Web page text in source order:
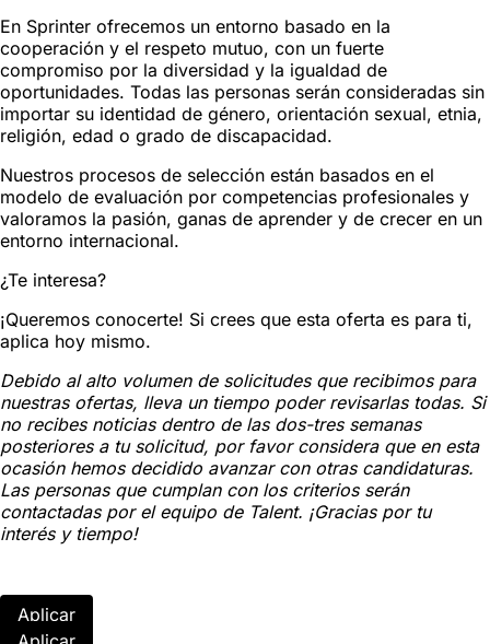
En Sprinter ofrecemos un entorno basado en la
cooperación y el respeto mutuo, con un fuerte
compromiso por la diversidad y la igualdad de
oportunidades. Todas las personas serán consideradas sin
importar su identidad de género, orientación sexual, etnia,
religión, edad o grado de discapacidad.
Nuestros procesos de selección están basados en el
modelo de evaluación por competencias profesionales y
valoramos la pasión, ganas de aprender y de crecer en un
entorno internacional.
¿Te interesa?
¡Queremos conocerte! Si crees que esta oferta es para ti,
aplica hoy mismo.
Debido al alto volumen de solicitudes que recibimos para
nuestras ofertas, lleva un tiempo poder revisarlas todas. Si
no recibes noticias dentro de las dos-tres semanas
posteriores a tu solicitud, por favor considera que en esta
ocasión hemos decidido avanzar con otras candidaturas.
Las personas que cumplan con los criterios serán
contactadas por el equipo de Talent. ¡Gracias por tu
interés y tiempo!
Aplicar